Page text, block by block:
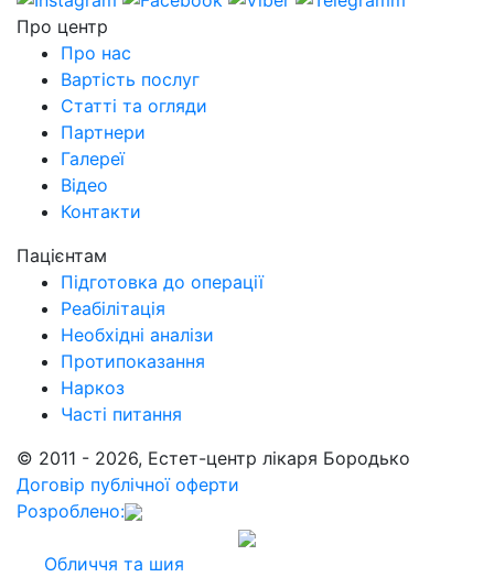
Про центр
Про нас
Вартість послуг
Cтатті та огляди
Партнери
Галереї
Відео
Контакти
Пацієнтам
Підготовка до операції
Реабілітація
Необхідні аналізи
Протипоказання
Наркоз
Часті питання
© 2011 - 2026, Естет-центр лікаря Бородько
Договір публічної оферти
Розроблено:
Обличчя та шия